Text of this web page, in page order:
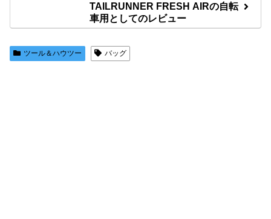
TAILRUNNER FRESH AIRの自転
車用としてのレビュー
ツール＆ハウツー バッグ